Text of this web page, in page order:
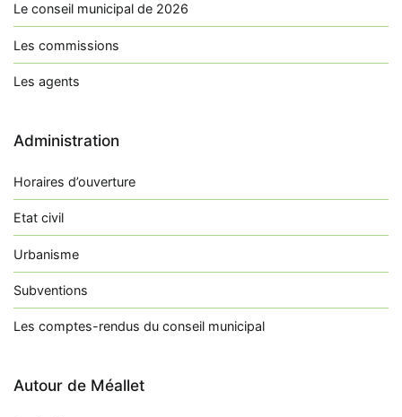
Le conseil municipal de 2026
Les commissions
Les agents
Administration
Horaires d’ouverture
Etat civil
Urbanisme
Subventions
Les comptes-rendus du conseil municipal
Autour de Méallet